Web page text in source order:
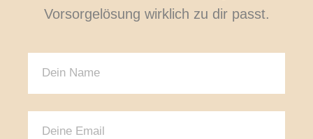
Vorsorgelösung wirklich zu dir passt.